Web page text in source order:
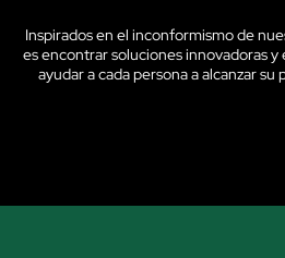
Inspirados en el inconformismo de
es encontrar soluciones innovadoras
ayudar a cada persona a alcanzar su